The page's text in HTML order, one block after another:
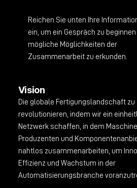
Reichen Sie unten Ihre
ein, um ein Gespräch zu beginnen
mögliche Möglichkeiten der
Zusammenarbeit zu erkunden.
Vision
Die globale Fertigungslandschaft zu
revolutionieren, indem wir ein
Netzwerk schaffen, in dem
Produzenten und
nahtlos zusammenarbeiten, um
Effizienz und Wachstum in der
Automatisierungsbranche